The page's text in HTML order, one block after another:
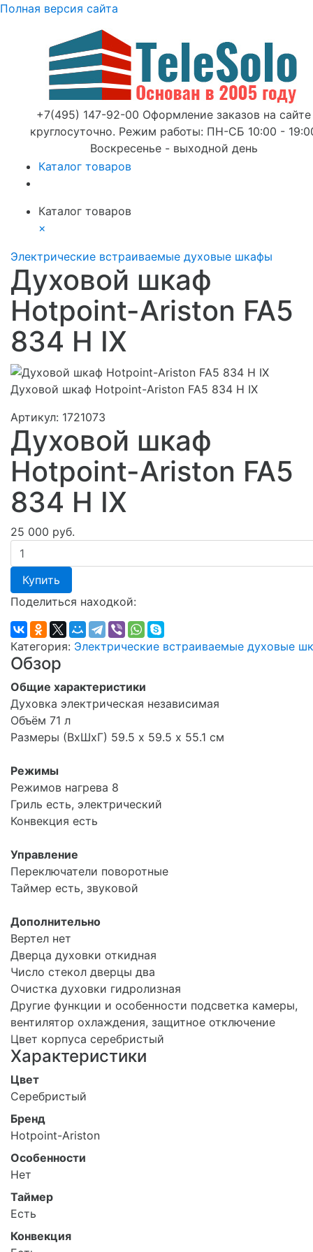
Полная версия сайта
+7(495) 147-92-00 Оформление заказов на сайте
круглосуточно. Режим работы: ПН-СБ 10:00 -
Воскресенье - выходной день
Каталог товаров
Каталог товаров
×
Электрические встраиваемые духовые шкафы
Духовой шкаф
Hotpoint-Ariston FA5
834 H IX
Духовой шкаф Hotpoint-Ariston FA5 834 H IX
Артикул: 1721073
Духовой шкаф
Hotpoint-Ariston FA5
834 H IX
25 000 руб.
Купить
Поделиться находкой:
Категория: Электрические встраиваемые духовые
Обзор
Общие характеристики
Духовка электрическая независимая
Объём 71 л
Размеры (ВхШхГ) 59.5 х 59.5 x 55.1 см
Режимы
Режимов нагрева 8
Гриль есть, электрический
Конвекция есть
Управление
Переключатели поворотные
Таймер есть, звуковой
Дополнительно
Вертел нет
Дверца духовки откидная
Число стекол дверцы два
Очистка духовки гидролизная
Другие функции и особенности подсветка камеры,
вентилятор охлаждения, защитное отключение
Цвет корпуса серебристый
Характеристики
Цвет
Серебристый
Бренд
Hotpoint-Ariston
Особенности
Нет
Таймер
Есть
Конвекция